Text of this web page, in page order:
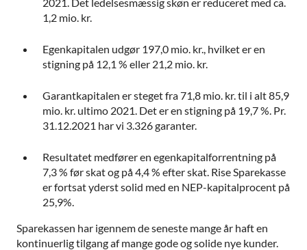
1,2 mio. kr.
Egenkapitalen udgør 197,0 mio. kr., hvilket er en
stigning på 12,1 % eller 21,2 mio. kr.
Garantkapitalen er steget fra 71,8 mio. kr. til i alt 85,9
mio. kr. ultimo 2021. Det er en stigning på 19,7 %. Pr.
31.12.2021 har vi 3.326 garanter.
Resultatet medfører en egenkapitalforrentning på
7,3 % før skat og på 4,4 % efter skat. Rise Sparekasse
er fortsat yderst solid med en NEP-kapitalprocent på
25,9%.
Sparekassen har igennem de seneste mange år haft en
kontinuerlig tilgang af mange gode og solide nye kunder.